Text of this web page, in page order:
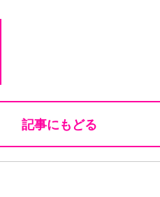
記事にもどる